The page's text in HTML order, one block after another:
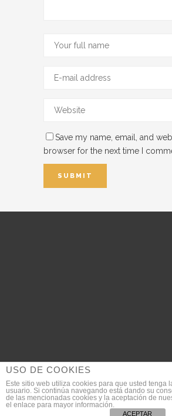
Save my name, email, and
browser for the next time I
© 2018 DanieldeGarcia.com |
SEO Provided byJULIAN
USO DE COOKIES
Este sitio web utiliza cookies para que usted tenga
usuario. Si continúa navegando está dando su
de las mencionadas cookies y la aceptación de
el enlace para mayor información.
ACEPTAR